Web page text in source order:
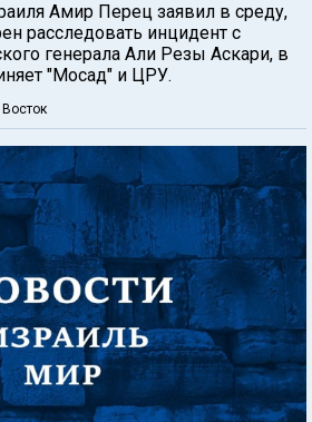
Амир Перец заявил в среду,
расследовать инцидент с
генерала Али Резы Аскари, в
"Мосад" и ЦРУ.